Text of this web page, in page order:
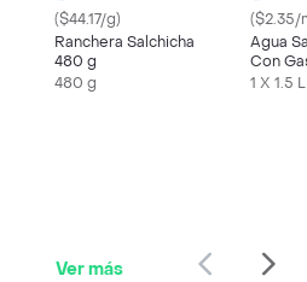
($44.17/g)
Ranchera Salchicha
480 g
480 g
($2.35/
Agua
Con
1 X 1.5 L
Ver más